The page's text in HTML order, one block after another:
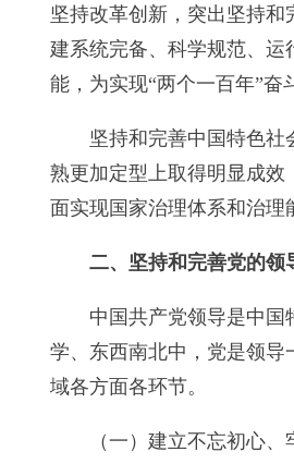
坚持改革创新，突出坚持
建系统完备、科学规范、
能，为实现“两个一百年”
坚持和完善中国特色
熟更加定型上取得明显成
面实现国家治理体系和治
二、坚持和完善党的领
中国共产党领导是中
学、东西南北中，党是领
域各方面各环节。
（一）建立不忘初心